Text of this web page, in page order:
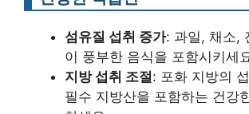
섬유질 섭취 증가: 과일, 채소,
이 풍부한 음식을 포함시키세
지방 섭취 조절: 포화 지방의
필수 지방산을 포함하는 건강